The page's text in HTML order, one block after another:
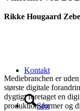
Kontakt
Søg
Rikke Hougaard
Mediebranchen er
største digitale
dygtigt foretaget en
produktionsformer og